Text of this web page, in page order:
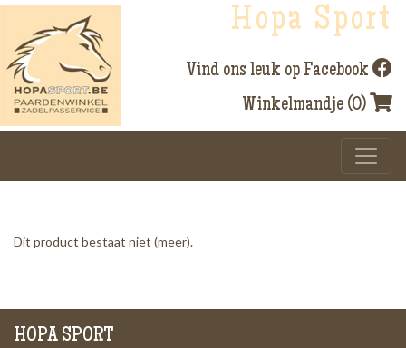
Hopa Sport
Vind ons leuk op Facebook
Winkelmandje (0)
Dit product bestaat niet (meer).
HOPA SPORT